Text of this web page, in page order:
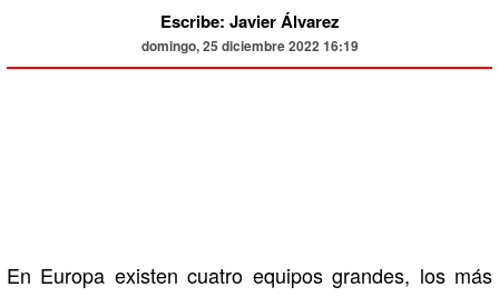
Escribe: Javier Álvarez
domingo, 25 diciembre 2022 16:19
En Europa existen cuatro equipos grandes, los más